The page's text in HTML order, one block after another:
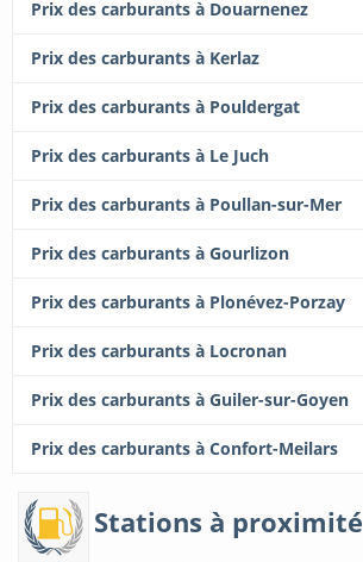
Prix des carburants à Douarnenez
Prix des carburants à Kerlaz
Prix des carburants à Pouldergat
Prix des carburants à Le Juch
Prix des carburants à Poullan-sur-Mer
Prix des carburants à Gourlizon
Prix des carburants à Plonévez-Porzay
Prix des carburants à Locronan
Prix des carburants à Guiler-sur-Goyen
Prix des carburants à Confort-Meilars
Stations à proximité